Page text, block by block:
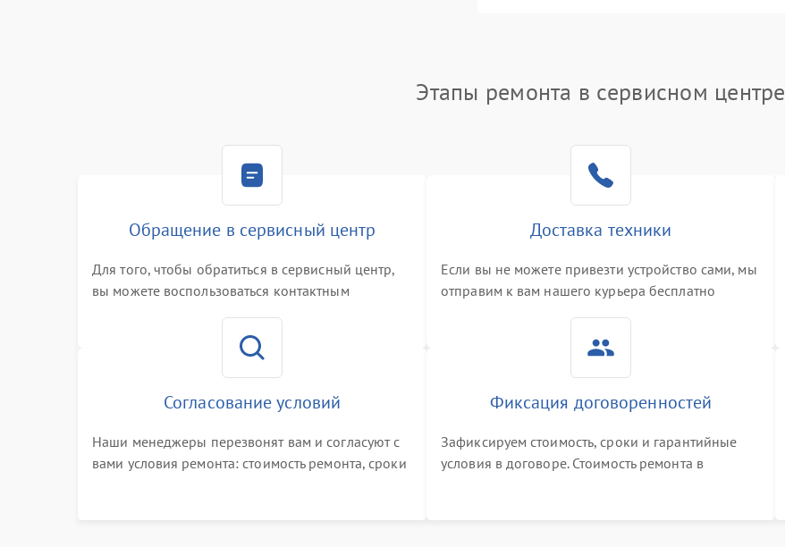
Этапы ремонта в сервисном центре
Обращение в сервисный центр
Для того, чтобы обратиться в сервисный центр,
вы можете воспользоваться контактным
номер телефона на сайте
Доставка техники
Если вы не можете привезти устройство сами, мы
отправим к вам нашего курьера бесплатно
Согласование условий
Наши менеджеры перезвонят вам и согласуют с
вами условия ремонта: стоимость ремонта, сроки
Фиксация договоренностей
Зафиксируем стоимость, сроки и гарантийные
условия в договоре. Стоимость ремонта в